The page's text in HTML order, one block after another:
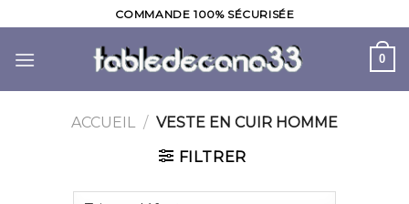
to
content
COMMANDE 100% SÉCURISÉE
0
ACCUEIL / VESTE EN CUIR HOMME
FILTRER